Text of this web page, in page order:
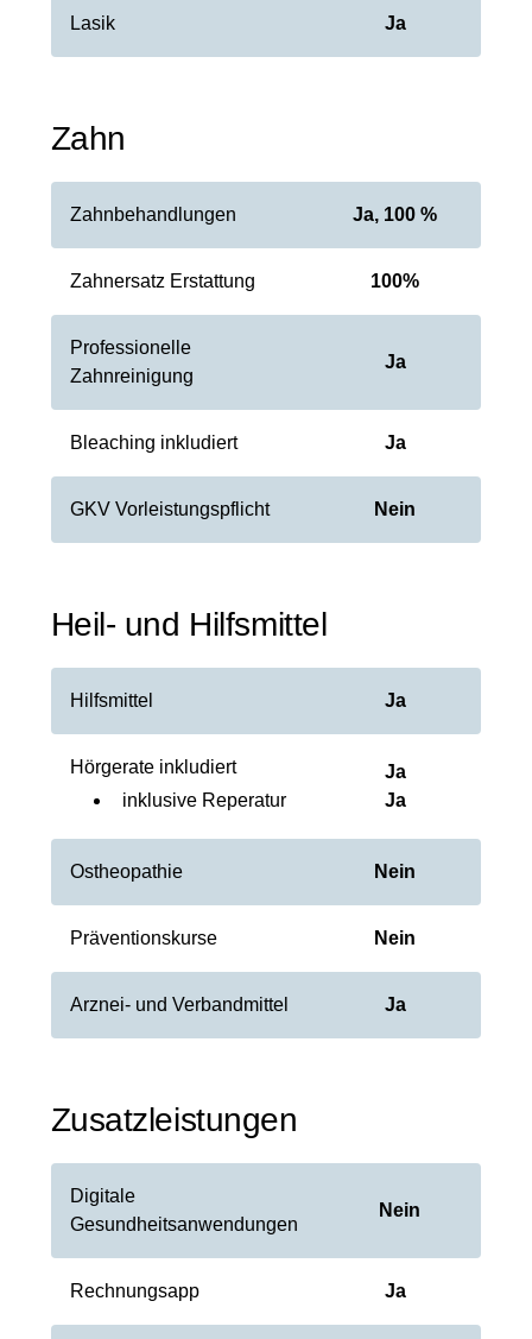
Lasik Ja
Zahn
Zahnbehandlungen Ja, 100 %
Zahnersatz Erstattung 100%
Professionelle
Zahnreinigung
Ja
Bleaching inkludiert Ja
GKV Vorleistungspflicht Nein
Heil- und Hilfsmittel
Hilfsmittel Ja
Hörgerate inkludiert
inklusive Reperatur
Ja
Ja
Ostheopathie Nein
Präventionskurse Nein
Arznei- und Verbandmittel Ja
Zusatzleistungen
Digitale
Gesundheitsanwendungen
Nein
Rechnungsapp Ja